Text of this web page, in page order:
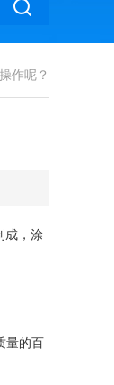
作呢？
成，涂
量的百